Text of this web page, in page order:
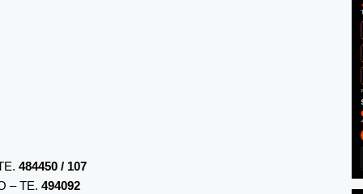
484450 / 107
– TE. 494092